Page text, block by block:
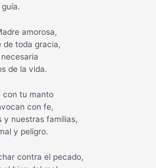
amorosa,
de toda gracia,
de la vida.
con tu manto
con fe,
y nuestras familias,
y peligro.
contra el pecado,